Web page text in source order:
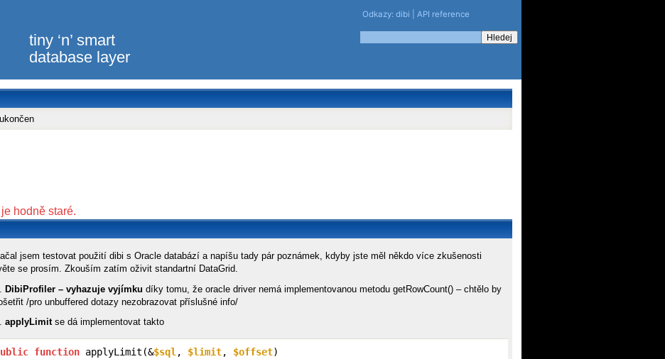
tiny ‘n’ smart
database layer
Odkazy: dibi API reference
hodně staré.
jsem testovat použití dibi s Oracle databází a napíšu tady pár poznámek, kdyby jste měl někdo více zkušenosti
se prosím. Zkouším zatím oživit standartní DataGrid.
DibiProfiler – vyhazuje vyjímku díky tomu, že oracle driver nemá implementovanou metodu getRowCount() – chtělo by
/pro unbuffered dotazy nezobrazovat příslušné info/
applyLimitse dá implementovat takto
function applyLimit(&$sql , $limit, $offset)